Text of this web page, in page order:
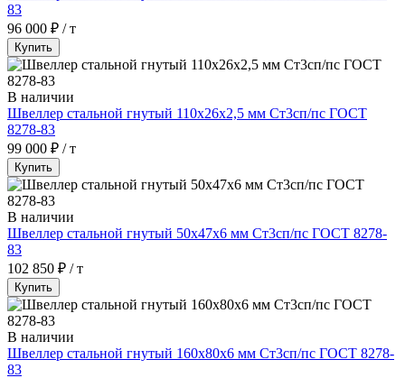
83
96 000 ₽ / т
Купить
В наличии
Швеллер стальной гнутый 110х26х2,5 мм Ст3сп/пс ГОСТ
8278-83
99 000 ₽ / т
Купить
В наличии
Швеллер стальной гнутый 50х47х6 мм Ст3сп/пс ГОСТ 8278-
83
102 850 ₽ / т
Купить
В наличии
Швеллер стальной гнутый 160х80х6 мм Ст3сп/пс ГОСТ 8278-
83